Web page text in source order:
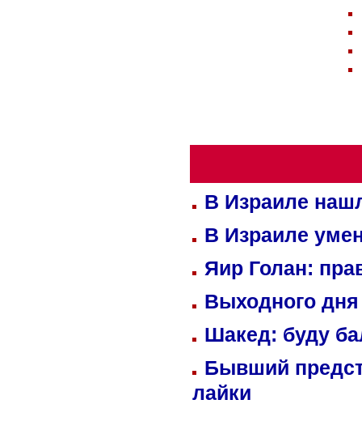
В Израиле
В Израиле
Яир Голан:
Выходного
Шакед: буду
Бывший
лайки